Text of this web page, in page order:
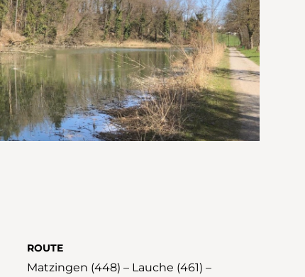
ROUTE
Matzingen (448) – Lauche (461) –